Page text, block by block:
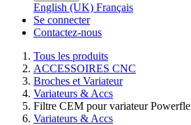
English (UK) Français
Se connecter
Contactez-nous
Tous les produits
ACCESSOIRES CNC
Broches et Variateur
Variateurs & Accs
Filtre CEM pour variateur
Variateurs & Accs